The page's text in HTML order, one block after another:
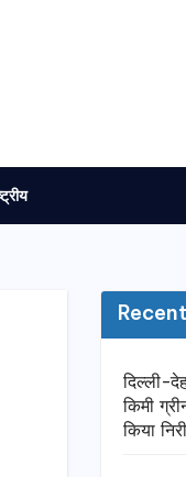
दिल्ली-
किमी
किया